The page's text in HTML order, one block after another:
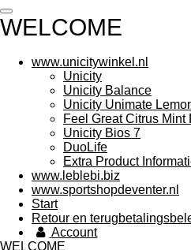
Ga
direct
hoofdinhoud
WELCOME
www.unicitywinkel.nl
Unicity
Unicity Balance
Unicity Unimate
Feel Great Citrus Mint
Unicity Bios 7
DuoLife
Extra Product
www.leblebi.biz
www.sportshopdeventer.nl
Start
Retour en
Account
WELCOME